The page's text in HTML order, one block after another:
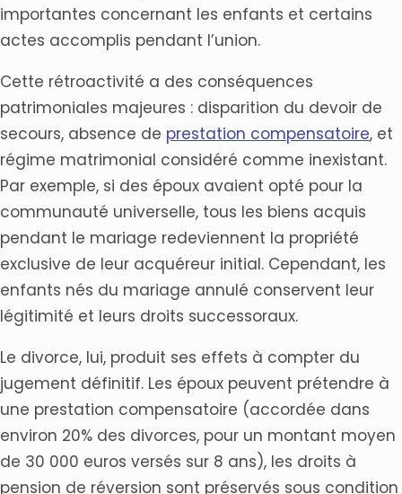
importantes concernant les enfants et certains
actes accomplis pendant l’union.
Cette rétroactivité a des conséquences
patrimoniales majeures : disparition du devoir de
secours, absence de prestation compensatoire, et
régime matrimonial considéré comme inexistant.
Par exemple, si des époux avaient opté pour la
communauté universelle, tous les biens acquis
pendant le mariage redeviennent la propriété
exclusive de leur acquéreur initial. Cependant, les
enfants nés du mariage annulé conservent leur
légitimité et leurs droits successoraux.
Le divorce, lui, produit ses effets à compter du
jugement définitif. Les époux peuvent prétendre à
une prestation compensatoire (accordée dans
environ 20% des divorces, pour un montant moyen
de 30 000 euros versés sur 8 ans), les droits à
pension de réversion sont préservés sous condition